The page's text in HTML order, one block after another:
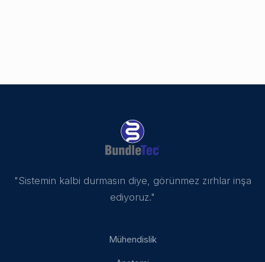
"Sistemin kalbi durmasın diye, görünmez zırhlar inşa
ediyoruz."
Mühendislik